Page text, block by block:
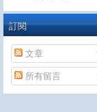
訂閱
文章
所有留言